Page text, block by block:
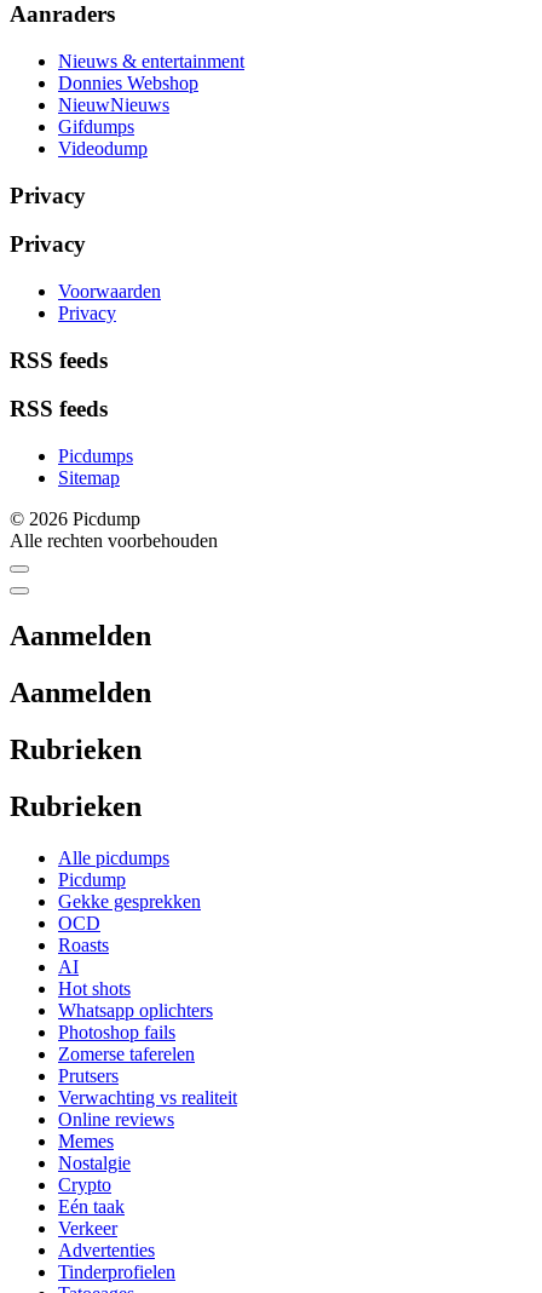
Aanraders
Nieuws & entertainment
Donnies Webshop
NieuwNieuws
Gifdumps
Videodump
Privacy
Privacy
Voorwaarden
Privacy
RSS feeds
RSS feeds
Picdumps
Sitemap
© 2026 Picdump
Alle rechten voorbehouden
Aanmelden
Aanmelden
Rubrieken
Rubrieken
Alle picdumps
Picdump
Gekke gesprekken
OCD
Roasts
AI
Hot shots
Whatsapp oplichters
Photoshop fails
Zomerse taferelen
Prutsers
Verwachting vs realiteit
Online reviews
Memes
Nostalgie
Crypto
Eén taak
Verkeer
Advertenties
Tinderprofielen